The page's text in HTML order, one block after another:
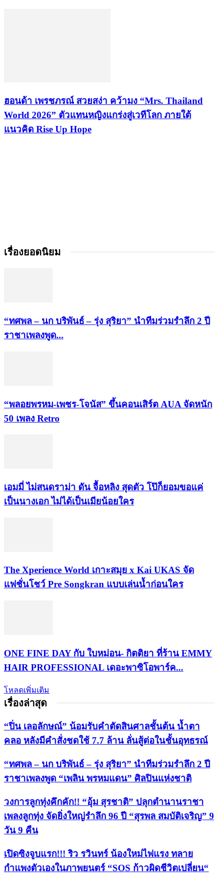
ฮอนด้า เพรชภรณ์ สวยสง่า คว้ามง “Mrs. Thailand
World 2026” ตัวแทนหญิงแกร่งสู่เวทีโลก ภายใต้
แนวคิด Rise Up Hope
เรื่องยอดนิยม
“ทศพล – นก บริพันธ์ – รุ่ง สุริยา” นำทีมร่วมรำลึก 2 ปี
ราชาเพลงพูด...
“พลอยพรหม-เพชร-โจนัส” ขึ้นคอนเสิร์ต AUA จัดหนัก
50 เพลง Retro
เอมมี่ ไม่สนดราม่า ดัน จื้อหลิง สุดตัว โป๊ก็ยอมขอแค่
เป็นนางเอก ไม่ได้เป็นเมียน้อยใคร
​The Xperience World เกาะสมุย x Kai UKAS จัด
แฟชั่นโชว์ Pre Songkran แบบเล่นน้ำก่อนใคร
ONE FINE DAY กับ ใบหม่อน- กิตติยา ที่ร้าน EMMY
HAIR PROFESSIONAL เดอะพาซิโอพาร์ค...
โหลดเพิ่มเติม
เรื่องล่าสุด
“ปิ่น เลอลักษณ์” น้อมรับคำตัดสินศาลชั้นต้น น้ำตา
คลอ หลังมีคำสั่งชดใช้ 7.7 ล้าน ลั่นสู้ต่อในชั้นอุทธรณ์
“ทศพล – นก บริพันธ์ – รุ่ง สุริยา” นำทีมร่วมรำลึก 2 ปี
ราชาเพลงพูด “เพลิน พรหมแดน” ศิลปินแห่งชาติ
วงการลูกทุ่งคึกคัก!! “อุ้ม สุรชาติ” ปลุกตำนานราชา
เพลงลูกทุ่ง จัดยิ่งใหญ่รำลึก 96 ปี “สุรพล สมบัติเจริญ” 9
วัน 9 คืน
เปิดซิงจูบแรก!!! ริว รวินทร์ น้องใหม่ไฟแรง ทลาย
กำแพงตัวเองในภาพยนตร์ “SOS ก้าวผิดชีวิตเปลี่ยน“